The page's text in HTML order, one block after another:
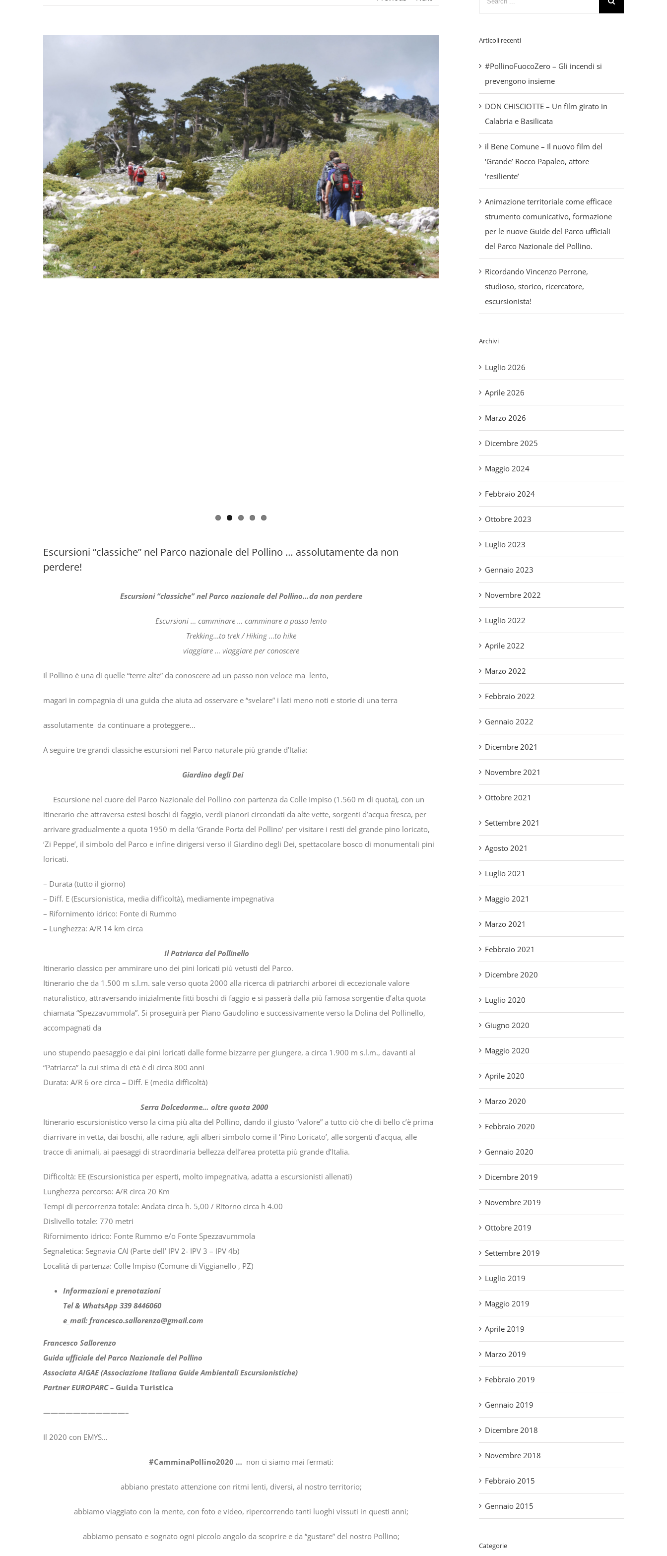
Escursioni “classiche” nel Parco nazionale del Pollino … assolutamente da non
perdere!
Escursioni “classiche” nel Parco nazionale del Pollino…da non perdere
Escursioni … camminare … camminare a passo lento
Trekking…to trek / Hiking …to hike
viaggiare … viaggiare per conoscere
Il Pollino è una di quelle “terre alte” da conoscere ad un passo non veloce ma lento,
magari in compagnia di una guida che aiuta ad osservare e “svelare” i lati meno noti e storie di una terra
assolutamente da continuare a proteggere…
A seguire tre grandi classiche escursioni nel Parco naturale più grande d’Italia:
Giardino degli Dei
Escursione nel cuore del Parco Nazionale del Pollino con partenza da Colle Impiso (1.560 m di quota), con un
itinerario che attraversa estesi boschi di faggio, verdi pianori circondati da alte vette, sorgenti d’acqua fresca, per
arrivare gradualmente a quota 1950 m della ‘Grande Porta del Pollino’ per visitare i resti del grande pino loricato,
‘Zi Peppe’, il simbolo del Parco e infine dirigersi verso il Giardino degli Dei, spettacolare bosco di monumentali pini
loricati.
– Durata (tutto il giorno)
– Diff. E (Escursionistica, media difficoltà), mediamente impegnativa
– Rifornimento idrico: Fonte di Rummo
– Lunghezza: A/R 14 km circa
Il Patriarca del Pollinello
Itinerario classico per ammirare uno dei pini loricati più vetusti del Parco.
Itinerario che da 1.500 m s.l.m. sale verso quota 2000 alla ricerca di patriarchi arborei di eccezionale valore
naturalistico, attraversando inizialmente fitti boschi di faggio e si passerà dalla più famosa sorgentie d’alta quota
chiamata “Spezzavummola”. Si proseguirà per Piano Gaudolino e successivamente verso la Dolina del Pollinello,
accompagnati da
uno stupendo paesaggio e dai pini loricati dalle forme bizzarre per giungere, a circa 1.900 m s.l.m., davanti al
“Patriarca” la cui stima di età è di circa 800 anni
Durata: A/R 6 ore circa – Diff. E (media difficoltà)
Serra Dolcedorme… oltre quota 2000
Itinerario escursionistico verso la cima più alta del Pollino, dando il giusto “valore” a tutto ciò che di bello c’è prima
diarrivare in vetta, dai boschi, alle radure, agli alberi simbolo come il ‘Pino Loricato’, alle sorgenti d’acqua, alle
tracce di animali, ai paesaggi di straordinaria bellezza dell’area protetta più grande d’Italia.
Difficoltà: EE (Escursionistica per esperti, molto impegnativa, adatta a escursionisti allenati)
Lunghezza percorso: A/R circa 20 Km
Tempi di percorrenza totale: Andata circa h. 5,00 / Ritorno circa h 4.00
Dislivello totale: 770 metri
Rifornimento idrico: Fonte Rummo e/o Fonte Spezzavummola
Segnaletica: Segnavia CAI (Parte dell’ IPV 2- IPV 3 – IPV 4b)
Località di partenza: Colle Impiso (Comune di Viggianello , PZ)
Informazioni e prenotazioni
Tel & WhatsApp 339 8446060
e_mail: francesco.sallorenzo@gmail.com
Francesco Sallorenzo
Guida ufficiale del Parco Nazionale del Pollino
Associata AIGAE (Associazione Italiana Guide Ambientali Escursionistiche)
Partner EUROPARC – Guida Turistica
———————————–
Il 2020 con EMYS…
#CamminaPollino2020 … non ci siamo mai fermati:
abbiano prestato attenzione con ritmi lenti, diversi, al nostro territorio;
abbiamo viaggiato con la mente, con foto e video, ripercorrendo tanti luoghi vissuti in questi anni;
abbiamo pensato e sognato ogni piccolo angolo da scoprire e da “gustare” del nostro Pollino;
for:
Articoli recenti
#PollinoFuocoZero – Gli incendi si
prevengono insieme
DON CHISCIOTTE – Un film girato in
Calabria e Basilicata
il Bene Comune – Il nuovo film del
‘Grande’ Rocco Papaleo, attore
‘resiliente’
Animazione territoriale come efficace
strumento comunicativo, formazione
per le nuove Guide del Parco ufficiali
del Parco Nazionale del Pollino.
Ricordando Vincenzo Perrone,
studioso, storico, ricercatore,
escursionista!
Archivi
Luglio 2026
Aprile 2026
Marzo 2026
Dicembre 2025
Maggio 2024
Febbraio 2024
Ottobre 2023
Luglio 2023
Gennaio 2023
Novembre 2022
Luglio 2022
Aprile 2022
Marzo 2022
Febbraio 2022
Gennaio 2022
Dicembre 2021
Novembre 2021
Ottobre 2021
Settembre 2021
Agosto 2021
Luglio 2021
Maggio 2021
Marzo 2021
Febbraio 2021
Dicembre 2020
Luglio 2020
Giugno 2020
Maggio 2020
Aprile 2020
Marzo 2020
Febbraio 2020
Gennaio 2020
Dicembre 2019
Novembre 2019
Ottobre 2019
Settembre 2019
Luglio 2019
Maggio 2019
Aprile 2019
Marzo 2019
Febbraio 2019
Gennaio 2019
Dicembre 2018
Novembre 2018
Febbraio 2015
Gennaio 2015
Categorie